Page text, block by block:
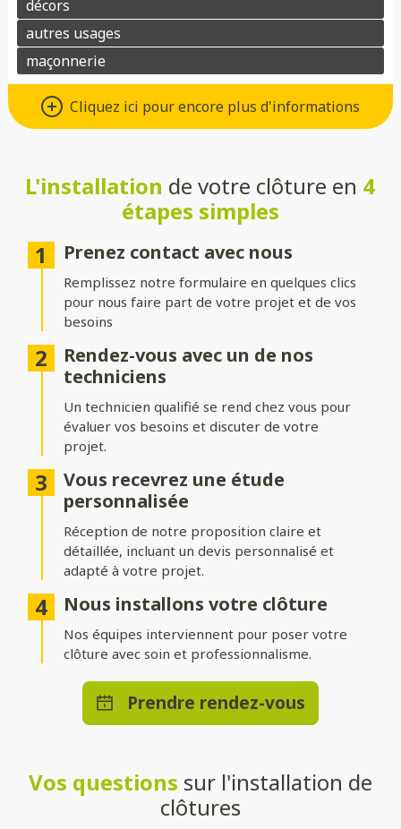
Cliquez ici pour encore plus d'informations
Un grand choix de matériaux de
qualité
: moderne, léger et résistant à la corrosion.
Composite
d’entretien.
: économique, durable et facile à entretenir.
Bois: naturel et chaleureux, idéal pour un extérieur
authentique.
: robuste et contemporain, avec une touche minérale.
: simple, efficace et modulable selon vos besoins.
Différentes options d’occultation
Selon vos envies et vos besoins, nos clôtures peuvent être :
Pleinement occultantes: pour garantir une intimité
maximale.
Ajourées
: pour laisser passer la lumière tout en délimitant
votre espace.
Brise-vue ou brise-vent: pour allier confort et esthétisme.
Une pose adaptée à votre terrain
Que vous souhaitiez une clôture posée directement au sol ou
Un large choix de teintes et de
L'installation de votre clôture en 4
étapes simples
Prenez contact avec nous
Remplissez notre formulaire en quelques clics
pour nous faire part de votre projet et de vos
besoins
Rendez-vous avec un de nos
techniciens
Un technicien qualifié se rend chez vous pour
évaluer vos besoins et discuter de votre
projet.
Vous recevrez une étude
personnalisée
Réception de notre proposition claire et
détaillée, incluant un devis personnalisé et
adapté à votre projet.
Nous installons votre clôture
Nos équipes interviennent pour poser votre
clôture avec soin et professionnalisme.
Prendre rendez-vous
Vos questions sur l'installation de
clôtures